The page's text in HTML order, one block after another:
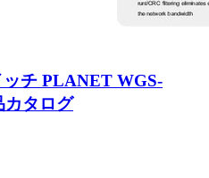
ッチ PLANET WGS-
カタログ